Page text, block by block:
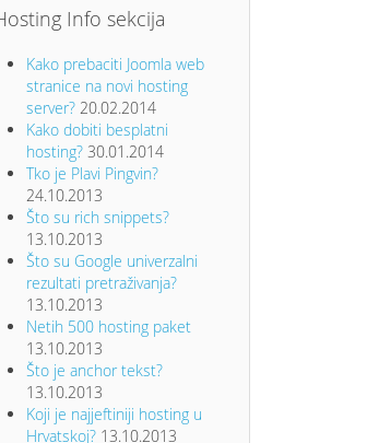
Info sekcija
Kako prebaciti Joomla web
stranice na novi hosting
server? 20.02.2014
Kako dobiti besplatni
hosting? 30.01.2014
Tko je Plavi Pingvin?
24.10.2013
Što su rich snippets?
13.10.2013
Što su Google univerzalni
rezultati pretraživanja?
13.10.2013
Netih 500 hosting paket
13.10.2013
Što je anchor tekst?
13.10.2013
Koji je najjeftiniji hosting u
Hrvatskoj? 13.10.2013